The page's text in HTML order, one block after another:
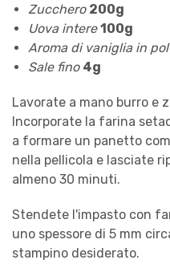
Zucchero 200g
Uova intere100g
Aroma di vaniglia in
Sale fino 4g
Lavorate a mano burro e
Incorporate la farina
a formare un panetto
nella pellicola e lasciate
almeno 30 minuti.
Stendete l'impasto con
uno spessore di 5 mm
stampino desiderato.